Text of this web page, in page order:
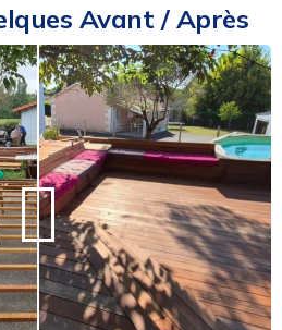
Avant / Après